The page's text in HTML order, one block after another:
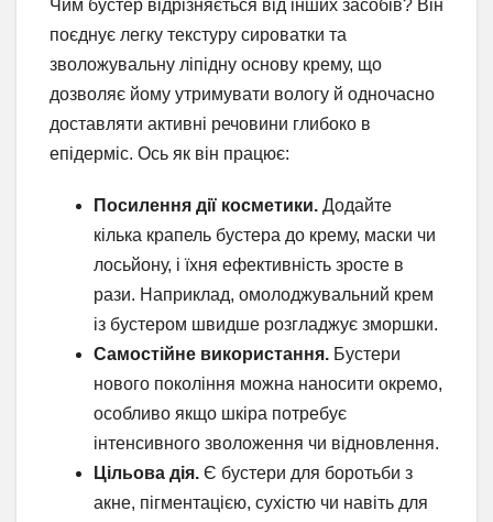
Чим бустер відрізняється від інших засобів? Він
поєднує легку текстуру сироватки та
зволожувальну ліпідну основу крему, що
дозволяє йому утримувати вологу й одночасно
доставляти активні речовини глибоко в
епідерміс. Ось як він працює:
Посилення дії косметики. Додайте
кілька крапель бустера до крему, маски чи
лосьйону, і їхня ефективність зросте в
рази. Наприклад, омолоджувальний крем
із бустером швидше розгладжує зморшки.
Самостійне використання. Бустери
нового покоління можна наносити окремо,
особливо якщо шкіра потребує
інтенсивного зволоження чи відновлення.
Цільова дія. Є бустери для боротьби з
акне, пігментацією, сухістю чи навіть для